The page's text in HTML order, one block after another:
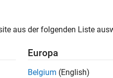
aus der folgenden Liste
Europa
Belgium (English)